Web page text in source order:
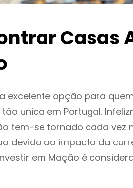
Casas
excelente opção para
unica em Portugal.
tem-se tornado cada vez
devido ao impacto da
em Mação é